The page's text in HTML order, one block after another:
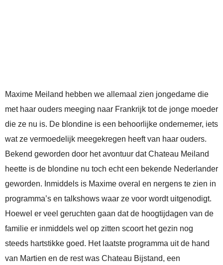
Maxime Meiland hebben we allemaal zien jongedame die
met haar ouders meeging naar Frankrijk tot de jonge moeder
die ze nu is. De blondine is een behoorlijke ondernemer, iets
wat ze vermoedelijk meegekregen heeft van haar ouders.
Bekend geworden door het avontuur dat Chateau Meiland
heette is de blondine nu toch echt een bekende Nederlander
geworden. Inmiddels is Maxime overal en nergens te zien in
programma’s en talkshows waar ze voor wordt uitgenodigt.
Hoewel er veel geruchten gaan dat de hoogtijdagen van de
familie er inmiddels wel op zitten scoort het gezin nog
steeds hartstikke goed. Het laatste programma uit de hand
van Martien en de rest was Chateau Bijstand, een